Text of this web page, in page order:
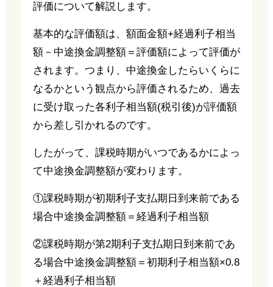
評価について解説します。
基本的な評価額は、額面金額+経過利子相当
額－中途換金調整額＝評価額によって評価が
されます。つまり、中途換金したらいくらに
なるかという観点から評価されるため、過去
に受け取った各利子相当額(税引後)が評価額
から差し引かれるのです。
したがって、課税時期がいつであるかによっ
て中途換金調整額が変わります。
①課税時期が初期利子支払期日到来前である
場合中途換金調整額＝経過利子相当額
②課税時期が第2期利子支払期日到来前であ
る場合中途換金調整額＝初期利子相当額×0.8
＋経過利子相当額